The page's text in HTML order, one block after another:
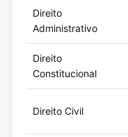
Direito
Administrativo
Direito
Constitucional
Direito Civil